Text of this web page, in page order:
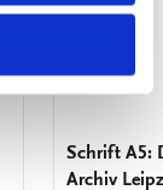
Schrift A5:
Archiv